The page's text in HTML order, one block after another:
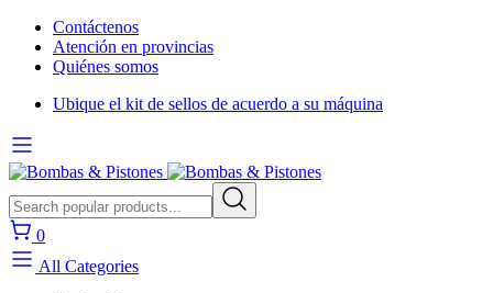
Contáctenos
Atención en provincias
Quiénes somos
Ubique el kit de sellos de acuerdo a su máquina
0
All Categories